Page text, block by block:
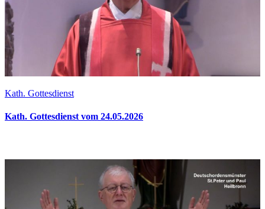
Kath. Gottesdienst
Kath. Gottesdienst vom 24.05.2026